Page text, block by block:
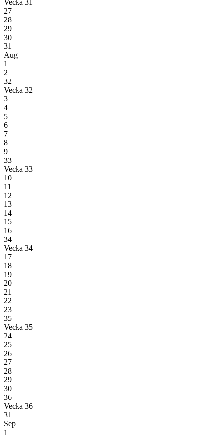
Vecka 31
27
28
29
30
31
Aug
1
2
32
Vecka 32
3
4
5
6
7
8
9
33
Vecka 33
10
11
12
13
14
15
16
34
Vecka 34
17
18
19
20
21
22
23
35
Vecka 35
24
25
26
27
28
29
30
36
Vecka 36
31
Sep
1